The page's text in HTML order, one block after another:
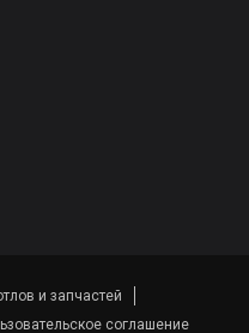
и запчастей
соглашение